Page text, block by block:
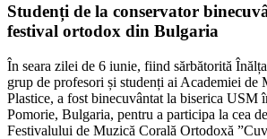
Studenți de la conservator
festival ortodox din Bulgaria
În seara zilei de 6 iunie, fiind sărbătorită
grup de profesori și studenți ai Academiei de
Plastice, a fost binecuvântat la biserica USM
Pomorie, Bulgaria, pentru a participa la cea
Festivalului de Muzică Corală Ortodoxă